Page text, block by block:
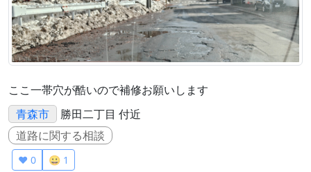
ここ一帯穴が酷いので補修お願いします
青森市
勝田二丁目 付近
道路に関する相談
❤️ 0
😀 1